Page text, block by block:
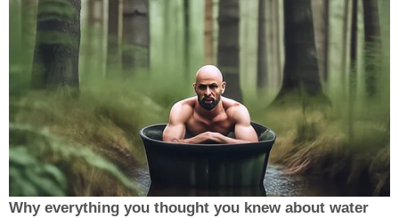
Why everything you thought you knew about water